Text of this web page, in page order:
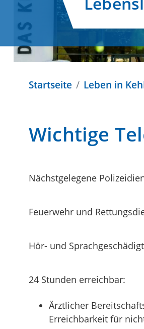
Startseite Leben in
Wichtige
Nächstgelegene
Feuerwehr und
Hör- und
24 Stunden erreichbar:
Ärztlicher
Erreichbarkeit für